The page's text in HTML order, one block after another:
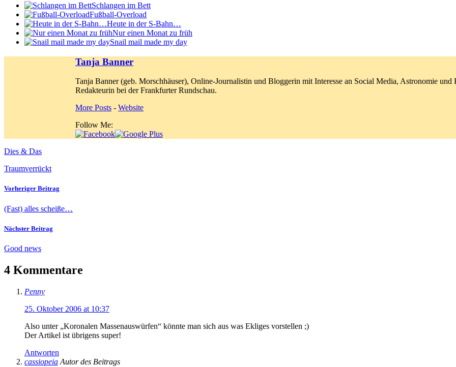
Schlangen im Bett
Fußball-Overload
Heute in der S-Bahn…
Nur einen Monat zu früh
Snail mail made my day
Tanja Banner
Tanja Banner (geb. Morschhäuser), Online-Journalistin und Bloggerin mit Interesse an Social Media, Astronomie
Redakteurin bei der Frankfurter Rundschau.
More Posts - Website
Follow Me:
Dies & Das
Traumverrückt
Vorheriger Beitrag
(Fast) alles scheiße…
Nächster Beitrag
Good news
4 Kommentare
Penny
25. Oktober 2006 at 10:37
Also unter „Koronalen Massenauswürfen“ könnte man sich aus was Ekliges vorstellen ;)
Der Artikel ist übrigens super!
Antworten
cassiopeia Autor des Beitrags